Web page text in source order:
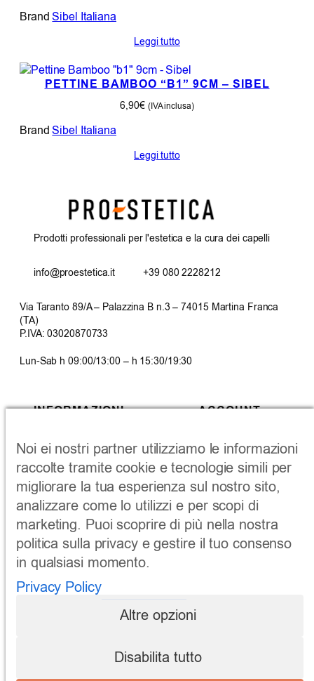
BrandSibel Italiana
Leggi tutto
PETTINE BAMBOO “B1” 9CM – SIBEL
6,90€ (IVA inclusa)
BrandSibel Italiana
Leggi tutto
Prodotti professionali per l'estetica e la cura dei capelli
info@proestetica.it +39 080 2228212
Via Taranto 89/A – Palazzina B n.3 – 74015 Martina Franca
(TA)
P.IVA: 03020870733
Lun-Sab h 09:00/13:00 – h 15:30/19:30
INFORMAZIONI
Termini & Condizioni
Spedizioni & Resi
Privacy Policy
ACCOUNT
Ordini
Carrello
Pagamento
CORRIERI
Noi ei nostri partner utilizziamo le informazioni
raccolte tramite cookie e tecnologie simili per
migliorare la tua esperienza sul nostro sito,
analizzare come lo utilizzi e per scopi di
marketing. Puoi scoprire di più nella nostra
politica sulla privacy e gestire il tuo consenso
in qualsiasi momento.
Privacy Policy
Altre opzioni
Disabilita tutto